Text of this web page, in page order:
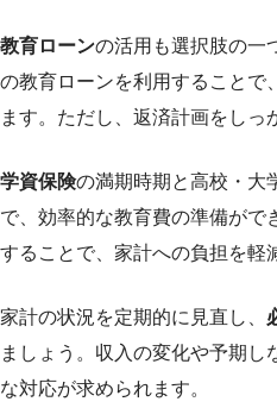
教育ローンの活用も選択肢の一
の教育ローンを利用することで
ます。ただし、返済計画をしっ
学資保険の満期時期と高校・大
で、効率的な教育費の準備がで
することで、家計への負担を軽
家計の状況を定期的に見直し、
ましょう。収入の変化や予期し
な対応が求められます。